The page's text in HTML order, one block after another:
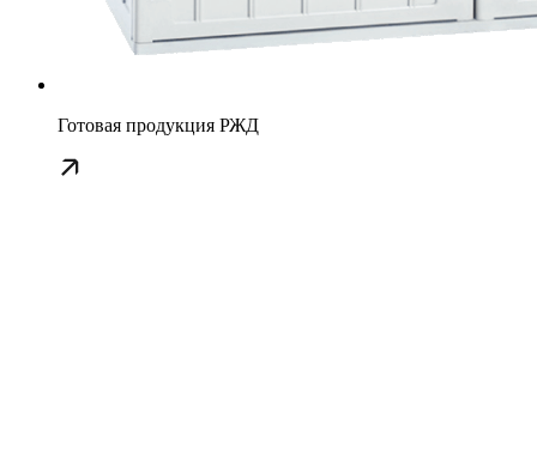
Готовая продукция РЖД